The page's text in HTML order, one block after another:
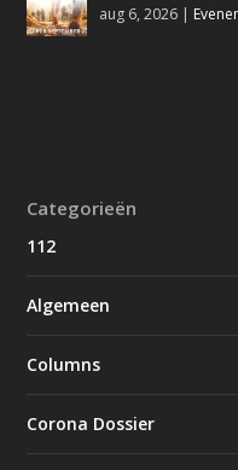
aug 6, 2026 |
Categorieën
112
Algemeen
Columns
Corona Dossier